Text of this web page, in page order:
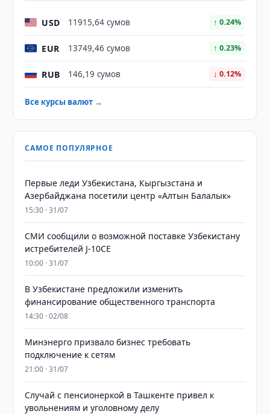
USD 11915,64 сумов ↑ 0.24%
EUR 13749,46 сумов ↑ 0.23%
RUB 146,19 сумов ↓ 0.12%
Все курсы валют →
САМОЕ ПОПУЛЯРНОЕ
Первые леди Узбекистана, Кыргызстана и
Азербайджана посетили центр «Алтын Балалык»
15:30 · 31/07
СМИ сообщили о возможной поставке Узбекистану
истребителей J-10CE
10:00 · 31/07
В Узбекистане предложили изменить
финансирование общественного транспорта
14:30 · 02/08
Минэнерго призвало бизнес требовать
подключение к сетям
21:00 · 31/07
Случай с пенсионеркой в Ташкенте привел к
увольнениям и уголовному делу